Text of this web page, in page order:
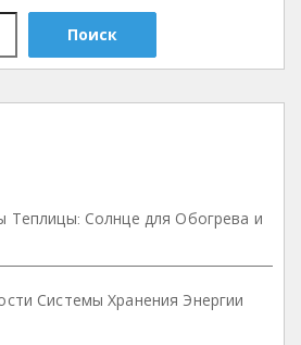
Поиск
Теплицы: Солнце для Обогрева и
Системы Хранения Энергии